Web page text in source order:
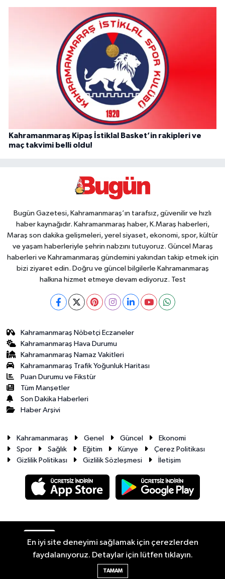
Kahramanmaraş Kipaş İstiklal Basket’in rakipleri ve
maç takvimi belli oldu!
Bugün Gazetesi, Kahramanmaraş’ın tarafsız, güvenilir ve hızlı
haber kaynağıdır. Kahramanmaraş haber, K.Maraş haberleri,
Maraş son dakika gelişmeleri, yerel siyaset, ekonomi, spor, kültür
ve yaşam haberleriyle şehrin nabzını tutuyoruz. Güncel Maraş
haberleri ve Kahramanmaraş gündemini yakından takip etmek için
bizi ziyaret edin. Doğru ve güncel bilgilerle Kahramanmaraş
halkına hizmet etmeye devam ediyoruz. Test
Kahramanmaraş Nöbetçi Eczaneler
Kahramanmaraş Hava Durumu
Kahramanmaraş Namaz Vakitleri
Kahramanmaraş Trafik Yoğunluk Haritası
Puan Durumu ve Fikstür
Tüm Manşetler
Son Dakika Haberleri
Haber Arşivi
Kahramanmaraş Genel Güncel
Ekonomi
Spor
Sağlık Eğitim Künye
Çerez Politikası
Gizlilik Politikası
Gizlilik Sözleşmesi İletişim
RSS Copyright © 2026. Her hakkı saklıdır.
Haber Yazılımı:
En iyi site deneyimi sağlamak için çerezlerden
faydalanıyoruz. Detaylar için lütfen tıklayın.
TAMAM